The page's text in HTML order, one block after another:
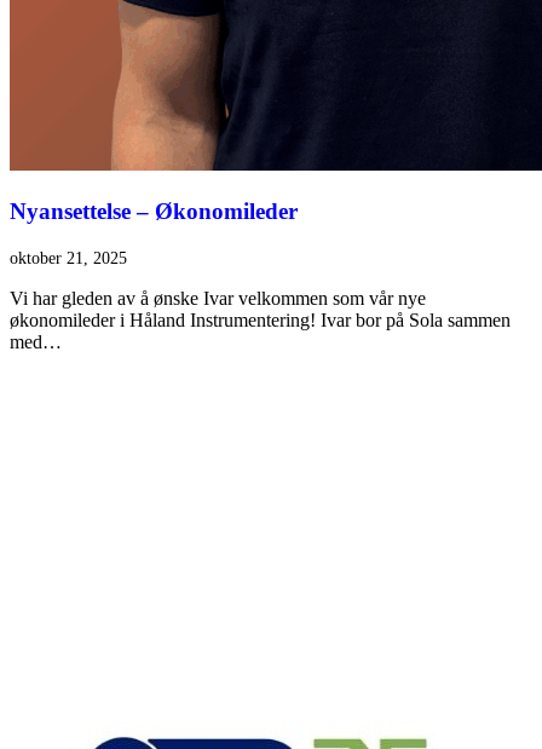
Nyansettelse – Økonomileder
oktober 21, 2025
Vi har gleden av å ønske Ivar velkommen som vår nye
økonomileder i Håland Instrumentering! Ivar bor på Sola sammen
med…